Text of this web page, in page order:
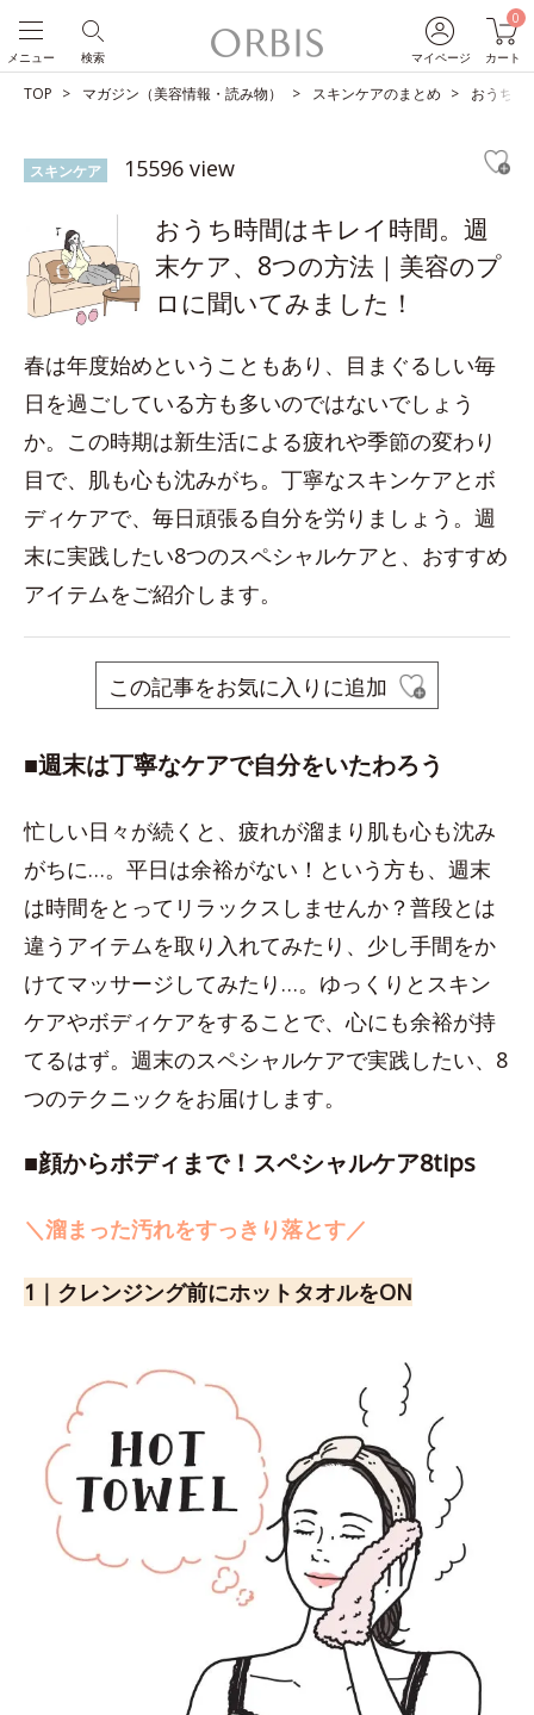
マイページ
0
カート
検索
メニュー
TOP マガジン（美容情報・読み物） スキンケアのまとめ おうち時
スキンケア 15596 view
おうち時間はキレイ時間。週
末ケア、8つの方法｜美容のプ
ロに聞いてみました！
春は年度始めということもあり、目まぐるしい毎
日を過ごしている方も多いのではないでしょう
か。この時期は新生活による疲れや季節の変わり
目で、肌も心も沈みがち。丁寧なスキンケアとボ
ディケアで、毎日頑張る自分を労りましょう。週
末に実践したい8つのスペシャルケアと、おすすめ
アイテムをご紹介します。
この記事をお気に入りに追加
■週末は丁寧なケアで自分をいたわろう
忙しい日々が続くと、疲れが溜まり肌も心も沈み
がちに…。平日は余裕がない！という方も、週末
は時間をとってリラックスしませんか？普段とは
違うアイテムを取り入れてみたり、少し手間をか
けてマッサージしてみたり…。ゆっくりとスキン
ケアやボディケアをすることで、心にも余裕が持
てるはず。週末のスペシャルケアで実践したい、8
つのテクニックをお届けします。
■顔からボディまで！スペシャルケア8tips
＼溜まった汚れをすっきり落とす／
1｜クレンジング前にホットタオルをON